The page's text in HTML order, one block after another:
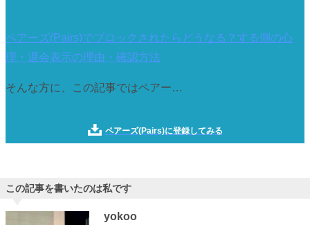
ペアーズ(Pairs)でブロックされたらどうなる？する側の心
理・退会表示の理由・確認方法
そんな方に、この記事ではペアー…
ペアーズ(Pairs)に登録してみる
この記事を書いたのは私です
yokoo